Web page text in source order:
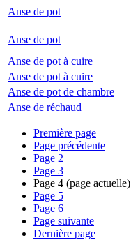
Anse de pot
Anse de pot
Anse de pot à cuire
Anse de pot à cuire
Anse de pot de chambre
Anse de réchaud
Première page
Page précédente
Page 2
Page 3
Page 4 (page actuelle)
Page 5
Page 6
Page suivante
Dernière page